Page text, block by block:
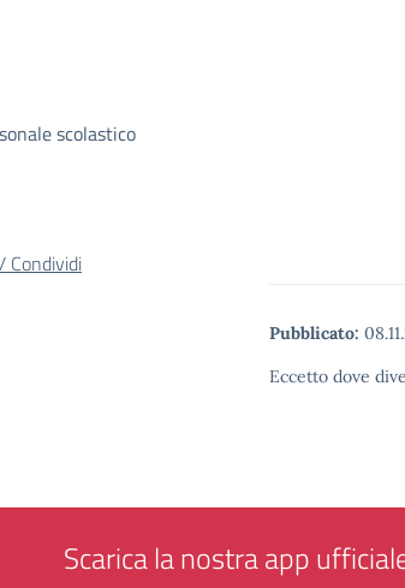
scolastico
Pubblicato:
Eccetto dove
Condividi
Scarica la nostra app